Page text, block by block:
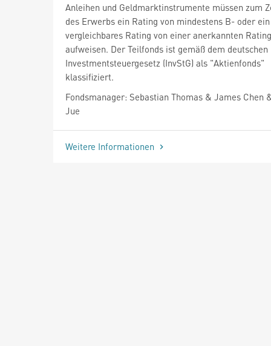
Anleihen und Geldmarktinstrumente müssen zum
des Erwerbs ein Rating von mindestens B- oder ein
vergleichbares Rating von einer anerkannten
aufweisen. Der Teilfonds ist gemäß dem deutschen
Investmentsteuergesetz (InvStG) als "Aktienfonds"
klassifiziert.
Fondsmanager: Sebastian Thomas & James Chen
Jue
Weitere Informationen